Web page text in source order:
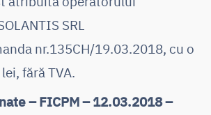
SRL
nr.135CH/19.03.2018, cu o
fără TVA.
– FICPM – 12.03.2018 –